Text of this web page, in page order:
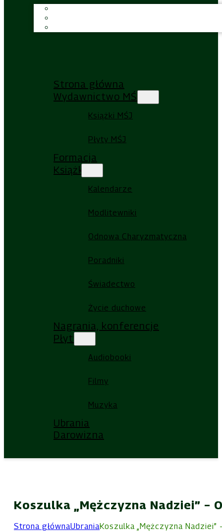
Strona główna
Wydawnictwo MŚJ
Książki MŚJ
Płyty MŚJ
Formacja
Książki
Kalendarze
Modlitewniki
Odnowa Charyzmatyczna
Poradniki
Świadectwo
Życie duchowe
Nagrania, konferencje
Płyty
Audiobooki
Filmy
Muzyka
Ubrania
Darowizna
Koszulka „Mężczyzna Nadziei” –
Strona głównaUbraniaKoszulka „Mężczyzna